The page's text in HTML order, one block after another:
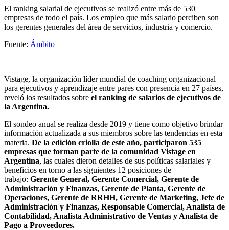
El ranking salarial de ejecutivos se realizó entre más de 530
empresas de todo el país. Los empleo que más salario perciben son
los gerentes generales del área de servicios, industria y comercio.
Fuente: Ámbito
Vistage, la organización líder mundial de coaching organizacional
para ejecutivos y aprendizaje entre pares con presencia en 27 países,
reveló los resultados sobre el ranking de salarios de ejecutivos de
la Argentina.
El sondeo anual se realiza desde 2019 y tiene como objetivo brindar
información actualizada a sus miembros sobre las tendencias en esta
materia. De la edición criolla de este año, participaron 535
empresas que forman parte de la comunidad Vistage en
Argentina, las cuales dieron detalles de sus políticas salariales y
beneficios en torno a las siguientes 12 posiciones de
trabajo: Gerente General, Gerente Comercial, Gerente de
Administración y Finanzas, Gerente de Planta, Gerente de
Operaciones, Gerente de RRHH, Gerente de Marketing, Jefe de
Administración y Finanzas, Responsable Comercial, Analista de
Contabilidad, Analista Administrativo de Ventas y Analista de
Pago a Proveedores.